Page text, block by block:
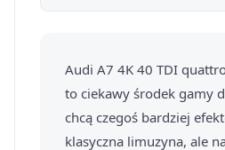
Audi A7 4K 40 TDI
to ciekawy środek gamy
chcą czegoś bardziej
klasyczna limuzyna, ale